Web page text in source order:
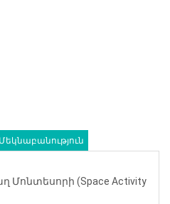
Մեկնաբանություն
(Space Activity